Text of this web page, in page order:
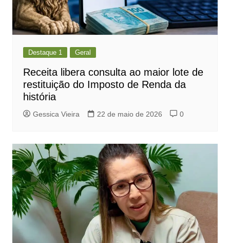
Destaque 1 Geral
Receita libera consulta ao maior lote de
restituição do Imposto de Renda da
história
Gessica Vieira 22 de maio de 2026 0